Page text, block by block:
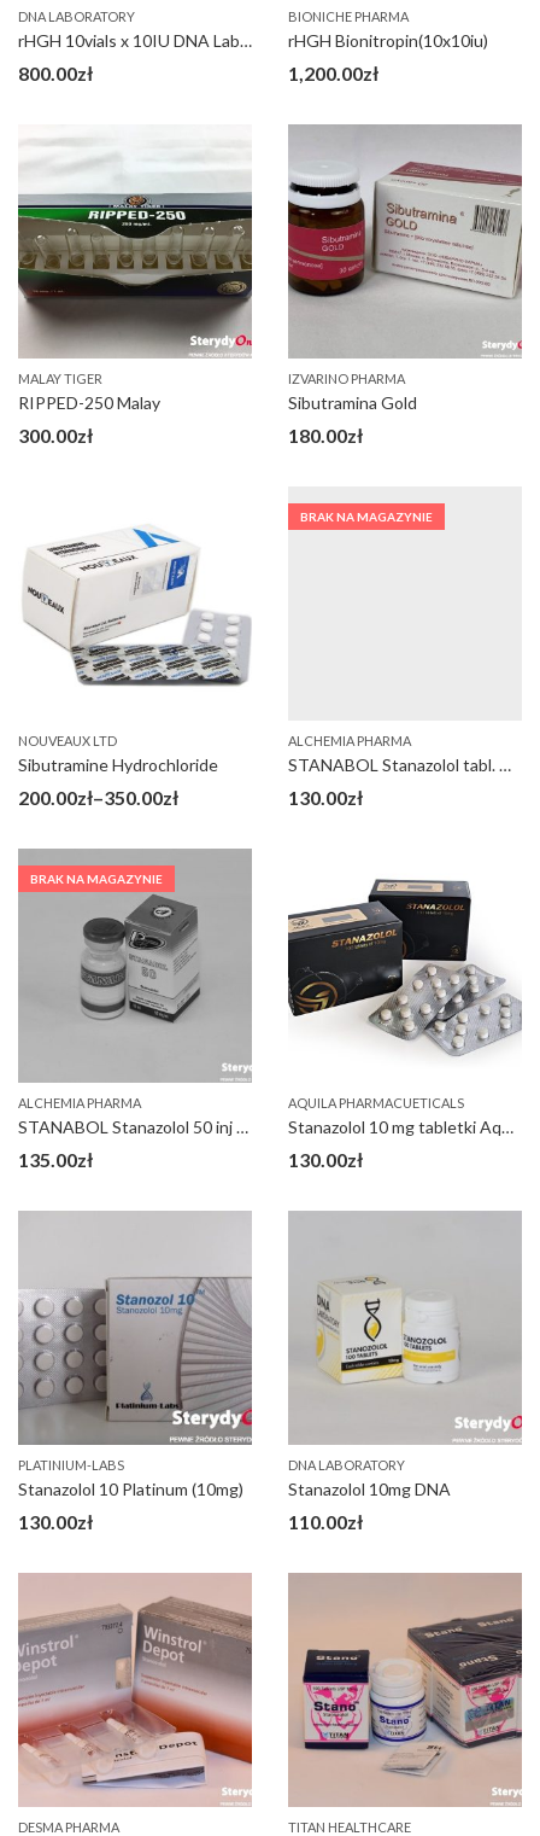
DNA LABORATORY
rHGH 10vials x 10IU DNA Laboratory
800.00zł
BIONICHE PHARMA
rHGH Bionitropin(10x10iu)
1,200.00zł
MALAY TIGER
RIPPED-250 Malay
300.00zł
IZVARINO PHARMA
Sibutramina Gold
180.00zł
NOUVEAUX LTD
Sibutramine Hydrochloride
200.00zł–350.00złZakres
od
do
350.00zł
BRAK NA MAGAZYNIE
ALCHEMIA PHARMA
STANABOL Stanazolol tabl. Alchemia
130.00zł
BRAK NA MAGAZYNIE
ALCHEMIA PHARMA
STANABOL Stanazolol 50 inj Alchemia
135.00zł
AQUILA PHARMACUETICALS
Stanazolol 10 mg tabletki Aquila
130.00zł
PLATINIUM-LABS
Stanazolol 10 Platinum (10mg)
130.00zł
DNA LABORATORY
Stanazolol 10mg DNA
110.00zł
DESMA PHARMA TITAN HEALTHCARE